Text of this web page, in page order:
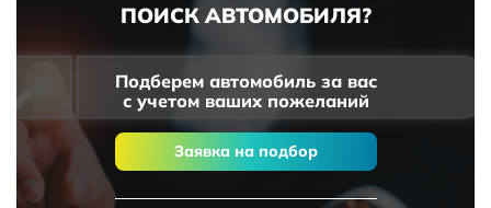
ПОИСК АВТОМОБИЛЯ?
Подберем автомобиль за вас
с учетом ваших пожеланий
Заявка на подбор